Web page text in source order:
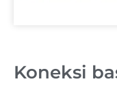
Koneksi